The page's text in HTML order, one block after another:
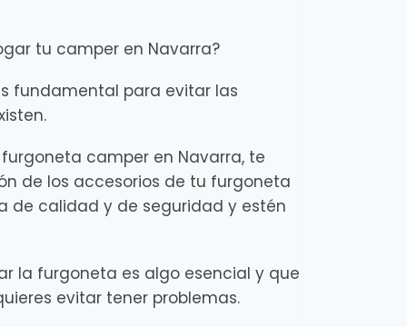
tu camper en Navarra?
fundamental para evitar las
camper en Navarra, te
de los accesorios de tu furgoneta
de calidad y de seguridad y estén
la furgoneta es algo esencial y que
evitar tener problemas.